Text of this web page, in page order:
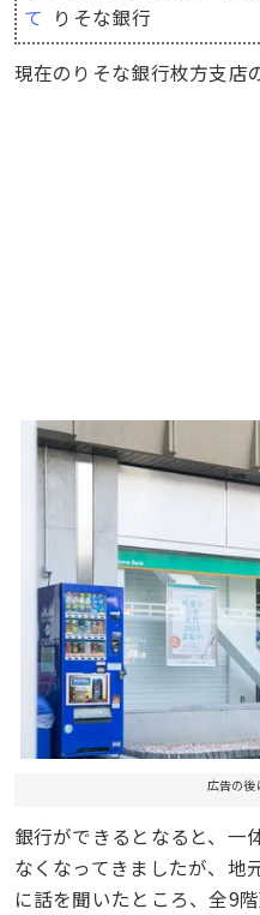
て りそな銀行
現在のりそな銀行枚方支店
広告の後
銀行ができるとなると、一
なくなってきましたが、地
に話を聞いたところ、全9